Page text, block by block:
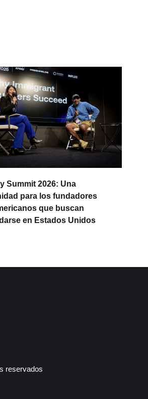
Summit 2026: Una
para los fundadores
que buscan
en Estados Unidos
reservados